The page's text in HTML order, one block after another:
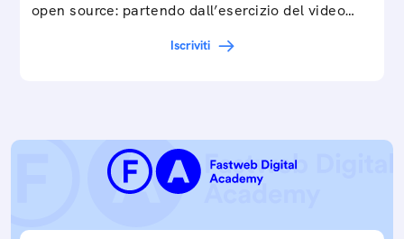
open source: partendo dall’esercizio del video…
Iscriviti